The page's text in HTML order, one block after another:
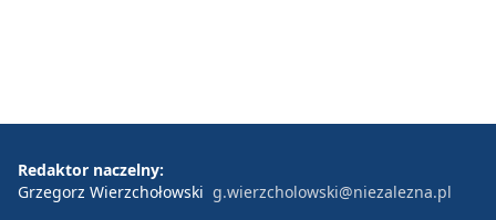
Redaktor naczelny:
Grzegorz Wierzchołowski g.wierzcholowski@niezalezna.pl